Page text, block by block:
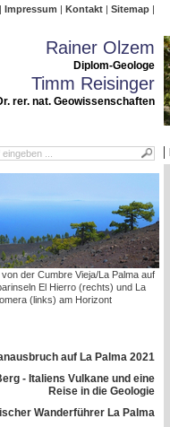
Impressum Kontakt Sitemap
Rainer Olzem
Diplom-Geologe
Timm Reisinger
rer. nat. Geowissenschaften
der Cumbre Vieja/La Palma auf
El Hierro (rechts) und La
(links) am Horizont
auf La Palma 2021
- Italiens Vulkane und eine
Reise in die Geologie
Wanderführer La Palma